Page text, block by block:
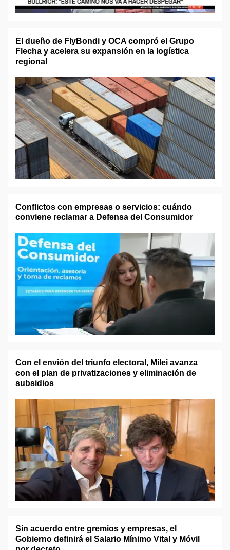
El dueño de FlyBondi y OCA compró el Grupo
Flecha y acelera su expansión en la logística
regional
Conflictos con empresas o servicios: cuándo
conviene reclamar a Defensa del Consumidor
Con el envión del triunfo electoral, Milei avanza
con el plan de privatizaciones y eliminación de
subsidios
Sin acuerdo entre gremios y empresas, el
Gobierno definirá el Salario Mínimo Vital y Móvil